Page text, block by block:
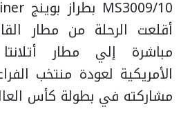
أقلعت الرحلة من مطار
مباشرة إلي مطار أتلانتا
الأمريكية لعودة منتخب
مشاركته في بطولة كأس